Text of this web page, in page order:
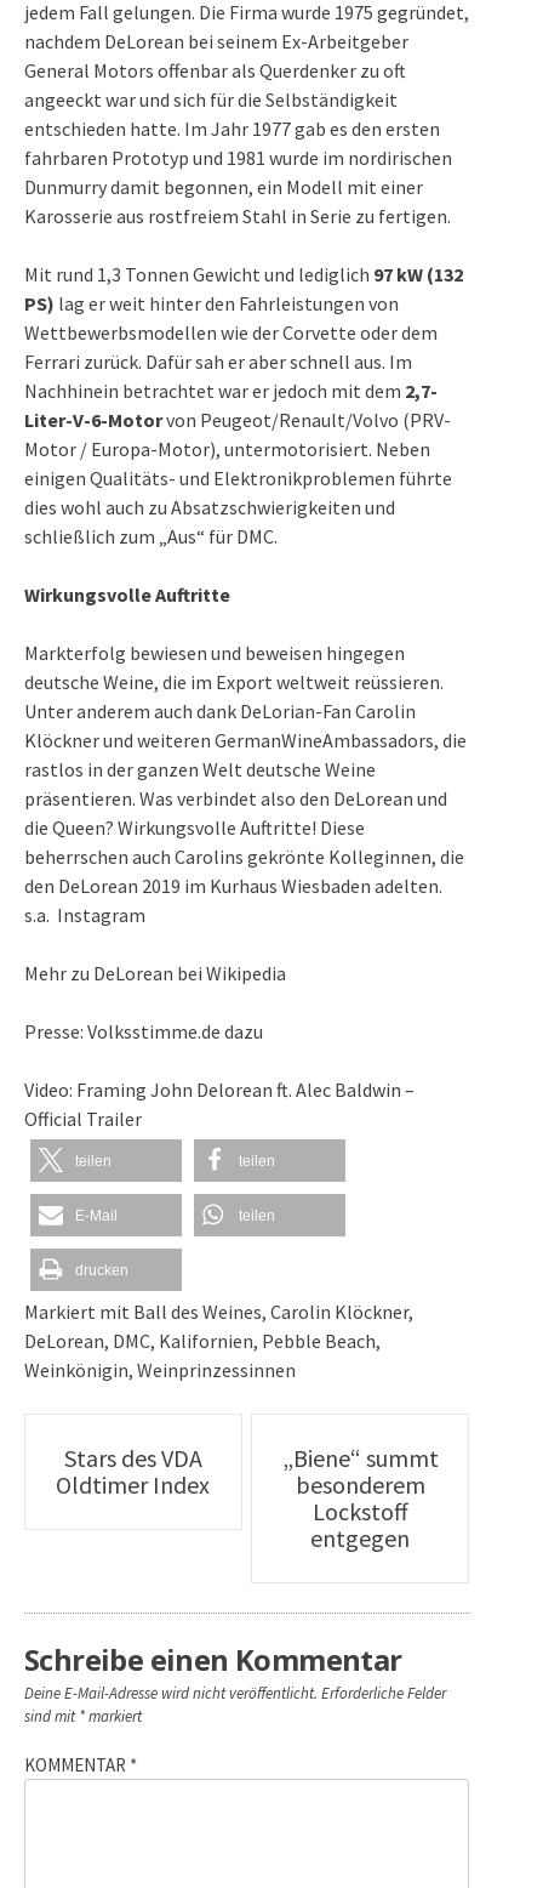
jedem Fall gelungen. Die Firma wurde 1975 gegründet,
nachdem DeLorean bei seinem Ex-Arbeitgeber
General Motors offenbar als Querdenker zu oft
angeeckt war und sich für die Selbständigkeit
entschieden hatte. Im Jahr 1977 gab es den ersten
fahrbaren Prototyp und 1981 wurde im nordirischen
Dunmurry damit begonnen, ein Modell mit einer
Karosserie aus rostfreiem Stahl in Serie zu fertigen.
Mit rund 1,3 Tonnen Gewicht und lediglich 97 kW (132
PS) lag er weit hinter den Fahrleistungen von
Wettbewerbsmodellen wie der Corvette oder dem
Ferrari zurück. Dafür sah er aber schnell aus. Im
Nachhinein betrachtet war er jedoch mit dem 2,7-
Liter-V-6-Motorvon Peugeot/Renault/Volvo (PRV-
Motor / Europa-Motor), untermotorisiert. Neben
einigen Qualitäts- und Elektronikproblemen führte
dies wohl auch zu Absatzschwierigkeiten und
schließlich zum „Aus“ für DMC.
Wirkungsvolle Auftritte
Markterfolg bewiesen und beweisen hingegen
deutsche Weine, die im Export weltweit reüssieren.
Unter anderem auch dank DeLorian-Fan Carolin
Klöckner und weiteren GermanWineAmbassadors, die
rastlos in der ganzen Welt deutsche Weine
präsentieren. Was verbindet also den DeLorean und
die Queen? Wirkungsvolle Auftritte! Diese
beherrschen auch Carolins gekrönte Kolleginnen, die
den DeLorean 2019 im Kurhaus Wiesbaden adelten.
s.a. Instagram
Mehr zu DeLorean bei Wikipedia
Presse: Volksstimme.de dazu
Video: Framing John Delorean ft. Alec Baldwin –
Official Trailer
teilen teilen
E-Mail teilen
drucken
Markiert mit Ball des Weines, Carolin Klöckner,
DeLorean, DMC, Kalifornien, Pebble Beach,
Weinkönigin, Weinprinzessinnen
Artikel-
Navigation
Stars des VDA
Oldtimer Index
„Biene“ summt
besonderem
Lockstoff
entgegen
Schreibe einen Kommentar
Deine E-Mail-Adresse wird nicht veröffentlicht. Erforderliche Felder
sind mit*markiert
KOMMENTAR *